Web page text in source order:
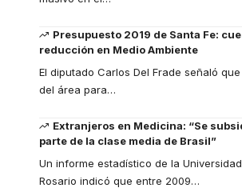
Presupuesto 2019 de Santa Fe:
reducción en Medio Ambiente
El diputado Carlos Del Frade señaló
del área para…
Extranjeros en Medicina: “Se
parte de la clase media de Brasil”
Un informe estadístico de la
Rosario indicó que entre 2009…